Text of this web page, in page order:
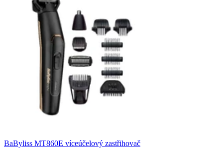
BaByliss MT860E víceúčelový zastřihovač